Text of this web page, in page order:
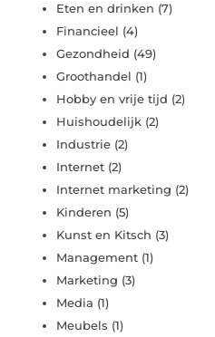
Eten en drinken (7)
Financieel (4)
Gezondheid (49)
Groothandel (1)
Hobby en vrije tijd (2)
Huishoudelijk (2)
Industrie (2)
Internet (2)
Internet marketing (2)
Kinderen (5)
Kunst en Kitsch (3)
Management (1)
Marketing (3)
Media (1)
Meubels (1)